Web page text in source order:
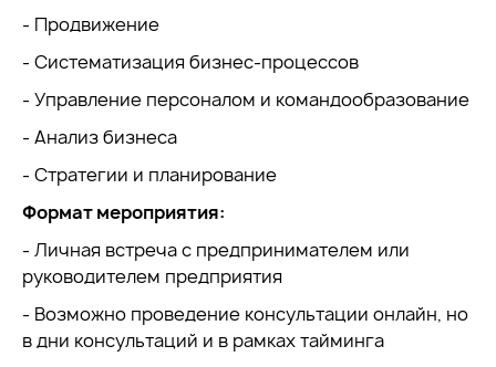
- Продвижение
- Систематизация бизнес-процессов
- Управление персоналом и командообразование
- Анализ бизнеса
- Стратегии и планирование
Формат мероприятия:
- Личная встреча с предпринимателем или
руководителем предприятия
- Возможно проведение консультации онлайн, но
в дни консультаций и в рамках тайминга